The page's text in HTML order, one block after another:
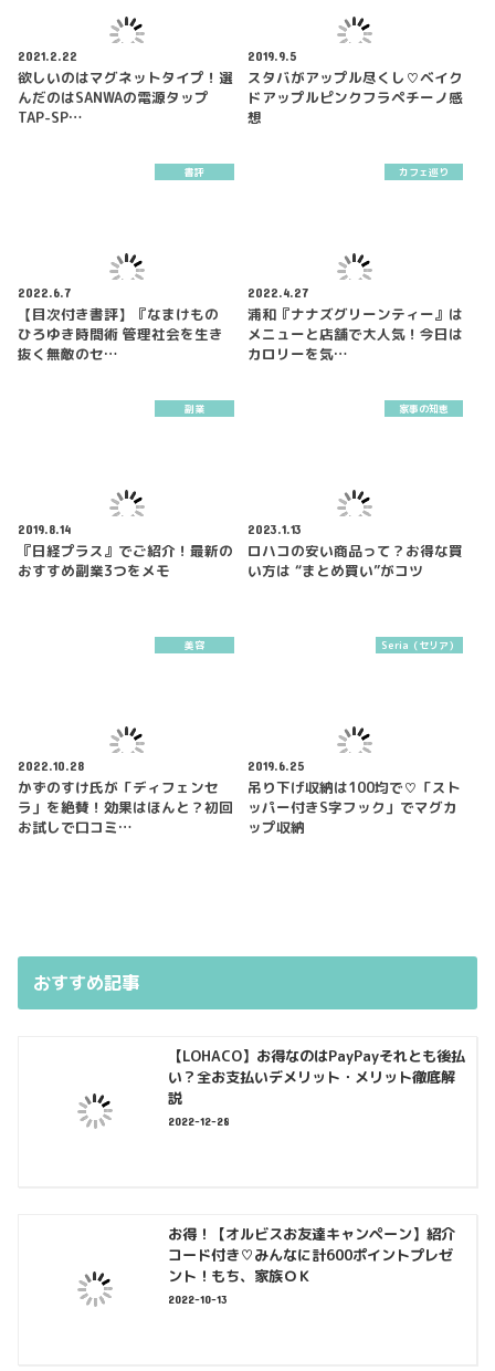
2021.2.22
欲しいのはマグネットタイプ！選
んだのはSANWAの電源タップ
TAP-SP…
2019.9.5
スタバがアップル尽くし♡ベイク
ドアップルピンクフラペチーノ感
想
書評
2022.6.7
【目次付き書評】『なまけもの
ひろゆき時間術 管理社会を生き
抜く無敵のセ…
カフェ巡り
2022.4.27
浦和『ナナズグリーンティー』は
メニューと店舗で大人気！今日は
カロリーを気…
副業
2019.8.14
『日経プラス』でご紹介！最新の
おすすめ副業3つをメモ
家事の知恵
2023.1.13
ロハコの安い商品って？お得な買
い方は “まとめ買い”がコツ
美容
2022.10.28
かずのすけ氏が「ディフェンセ
ラ」を絶賛！効果はほんと？初回
お試しで口コミ…
Seria（セリア）
2019.6.25
吊り下げ収納は100均で♡「スト
ッパー付きS字フック」でマグカ
ップ収納
おすすめ記事
【LOHACO】お得なのはPayPayそれとも後払
い？全お支払いデメリット・メリット徹底解
説
2022-12-28
お得！【オルビスお友達キャンペーン】紹介
コード付き♡みんなに計600ポイントプレゼ
ント！もち、家族ＯＫ
2022-10-13